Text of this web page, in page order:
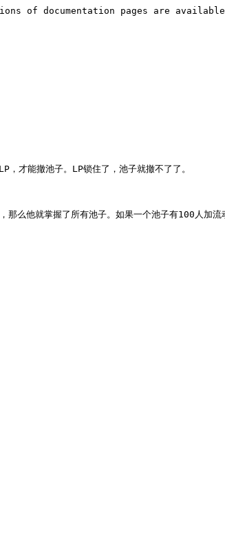
of documentation pages are available
能撤池子。LP锁住了，池子就撤不了了。
么他就掌握了所有池子。如果一个池子有100人加流